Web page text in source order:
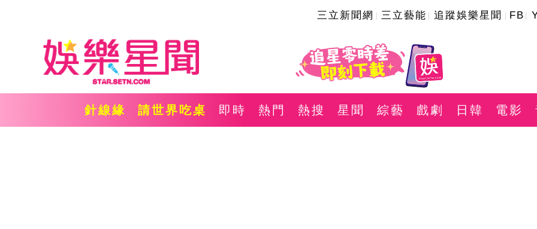
三立新聞網 三立藝能 追蹤娛樂星聞 FB
針線緣 請世界吃桌 即時 熱門 熱搜 星聞 綜藝 戲劇 日韓 電影